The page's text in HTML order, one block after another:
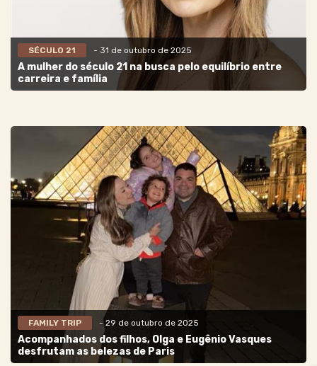
SÉCULO 21 - 31 de outubro de 2025
A mulher do século 21 na busca pelo equilíbrio entre
carreira e família
FAMILY TRIP - 29 de outubro de 2025
Acompanhados dos filhos, Olga e Eugênio Vasques
desfrutam as belezas de Paris